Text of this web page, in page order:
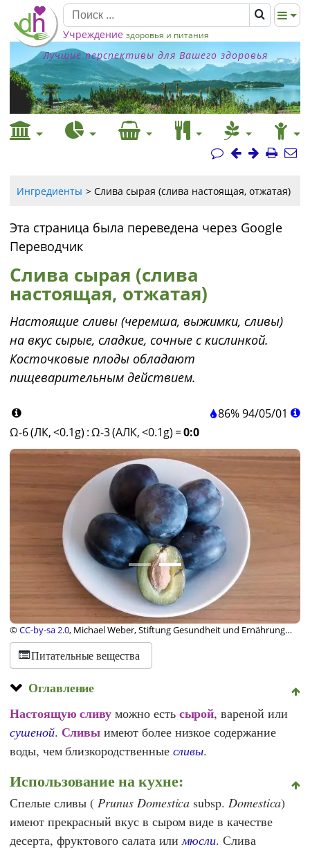
Учреждение здоровья и питания
Лучшие перспективы для Вашего здоровья
Ингредиенты Слива сырая (слива настоящая, отжатая)
Эта страница была переведена через Google
Переводчик
Слива сырая (слива
настоящая, отжатая)
Настоящие сливы (черемша, выжимки, сливы)
на вкус сырые, сладкие, сочные с кислинкой.
Косточковые плоды обладают
пищеварительным действием.
86%94/05/01
Ω-6 (ЛК, <0.1g) :Ω-3 (АЛК, <0.1g) =0:0
©CC-by-sa 2.0, Michael Weber, Stiftung Gesundheit und Ernährung
Schweiz
Питательные вещества
Оглавление
Настоящую сливу можно есть сырой, вареной или
сушеной. Сливы имеют более низкое содержание
воды, чем близкородственные сливы.
Использование на кухне:
Спелые сливы (Prunus Domestica subsp. Domestica)
имеют прекрасный вкус в сыром виде в качестве
десерта, фруктового салата илимюсли. Слива